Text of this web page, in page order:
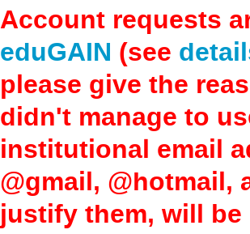
Account requests
eduGAIN (see
please give the
didn't manage to
institutional email
@gmail,
justify them, will